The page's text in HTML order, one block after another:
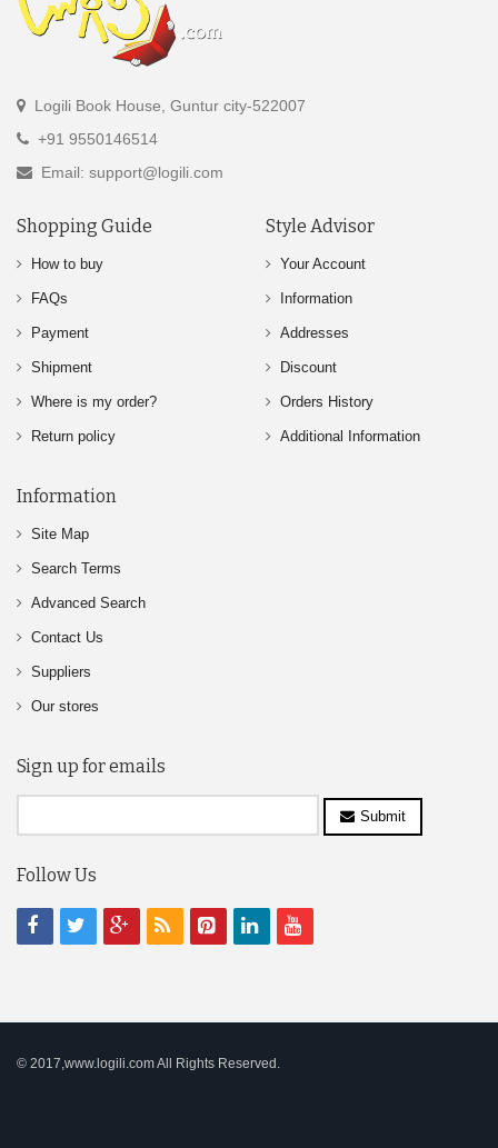
Logili Book House, Guntur city-522007
+91 9550146514
Email: support@logili.com
Shopping Guide
How to buy
FAQs
Payment
Shipment
Where is my order?
Return policy
Style Advisor
Your Account
Information
Addresses
Discount
Orders History
Additional Information
Information
Site Map
Search Terms
Advanced Search
Contact Us
Suppliers
Our stores
Sign up for emails
Submit
Follow Us
© 2017,www.logili.com All Rights Reserved.